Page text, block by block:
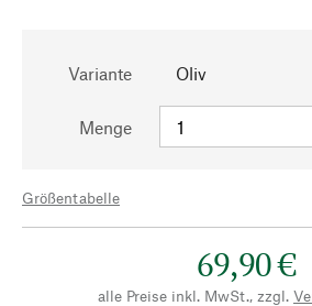
Variante Oliv
Menge
Größentabelle
69,90 €
alle Preise inkl. MwSt., zzgl.